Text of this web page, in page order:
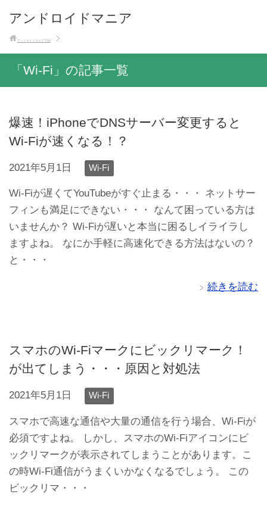
アンドロイドマニア
アンドロイドマニア TOP
「Wi-Fi」の記事一覧
爆速！iPhoneでDNSサーバー変更すると
Wi-Fiが速くなる！？
2021年5月1日 Wi-Fi
Wi-Fiが遅くてYouTubeがすぐ止まる・・・ ネットサー
フィンも満足にできない・・・ なんて困っている方は
いませんか？ Wi-Fiが遅いと本当に困るしイライラし
ますよね。 なにか手軽に高速化できる方法はないの？
と・・・
続きを読む
スマホのWi-Fiマークにビックリマーク！
が出てしまう・・・原因と対処法
2021年5月1日 Wi-Fi
スマホで高速な通信や大量の通信を行う場合、Wi-Fiが
必須ですよね。 しかし、スマホのWi-Fiアイコンにビ
ックリマークが表示されてしまうことがあります。こ
の時Wi-Fi通信がうまくいかなくなるでしょう。 この
ビックリマ・・・